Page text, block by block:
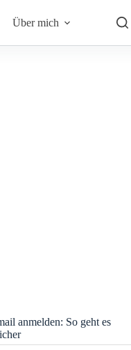
Über mich
anmelden: So geht es